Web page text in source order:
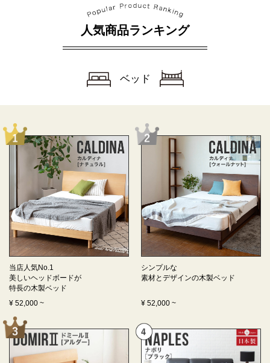
人気商品ランキング
ベッド
当店人気No.1
美しいヘッドボードが
特長の木製ベッド
¥ 52,000 ~
シンプルな
素材とデザインの木製ベッド
¥ 52,000 ~